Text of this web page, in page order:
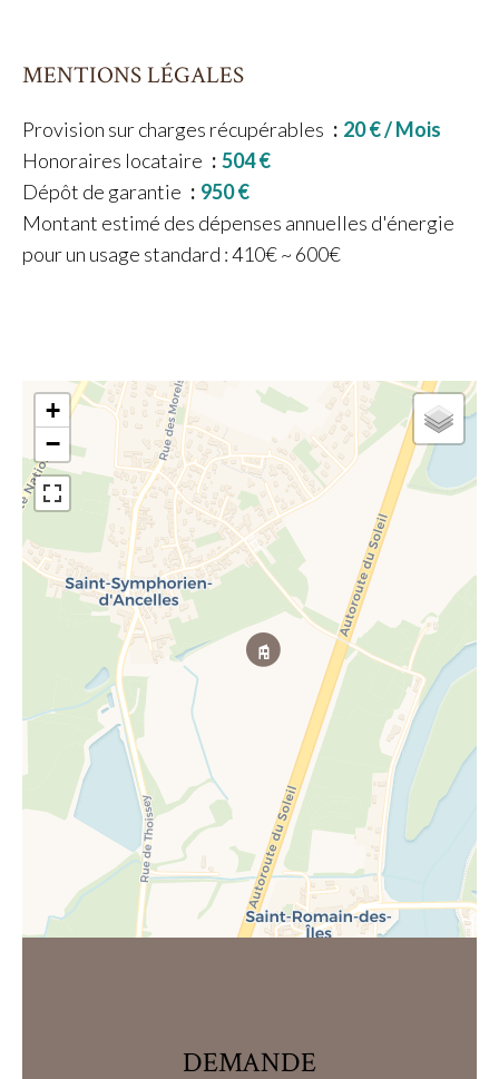
MENTIONS LÉGALES
Provision sur charges récupérables
20 € / Mois
Honoraires locataire
504 €
Dépôt de garantie
950 €
Montant estimé des dépenses annuelles d'énergie
pour un usage standard : 410€ ~ 600€
+
−
DEMANDE